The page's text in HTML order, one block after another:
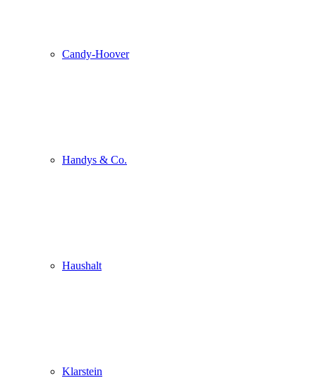
Candy-Hoover
Handys & Co.
Haushalt
Klarstein